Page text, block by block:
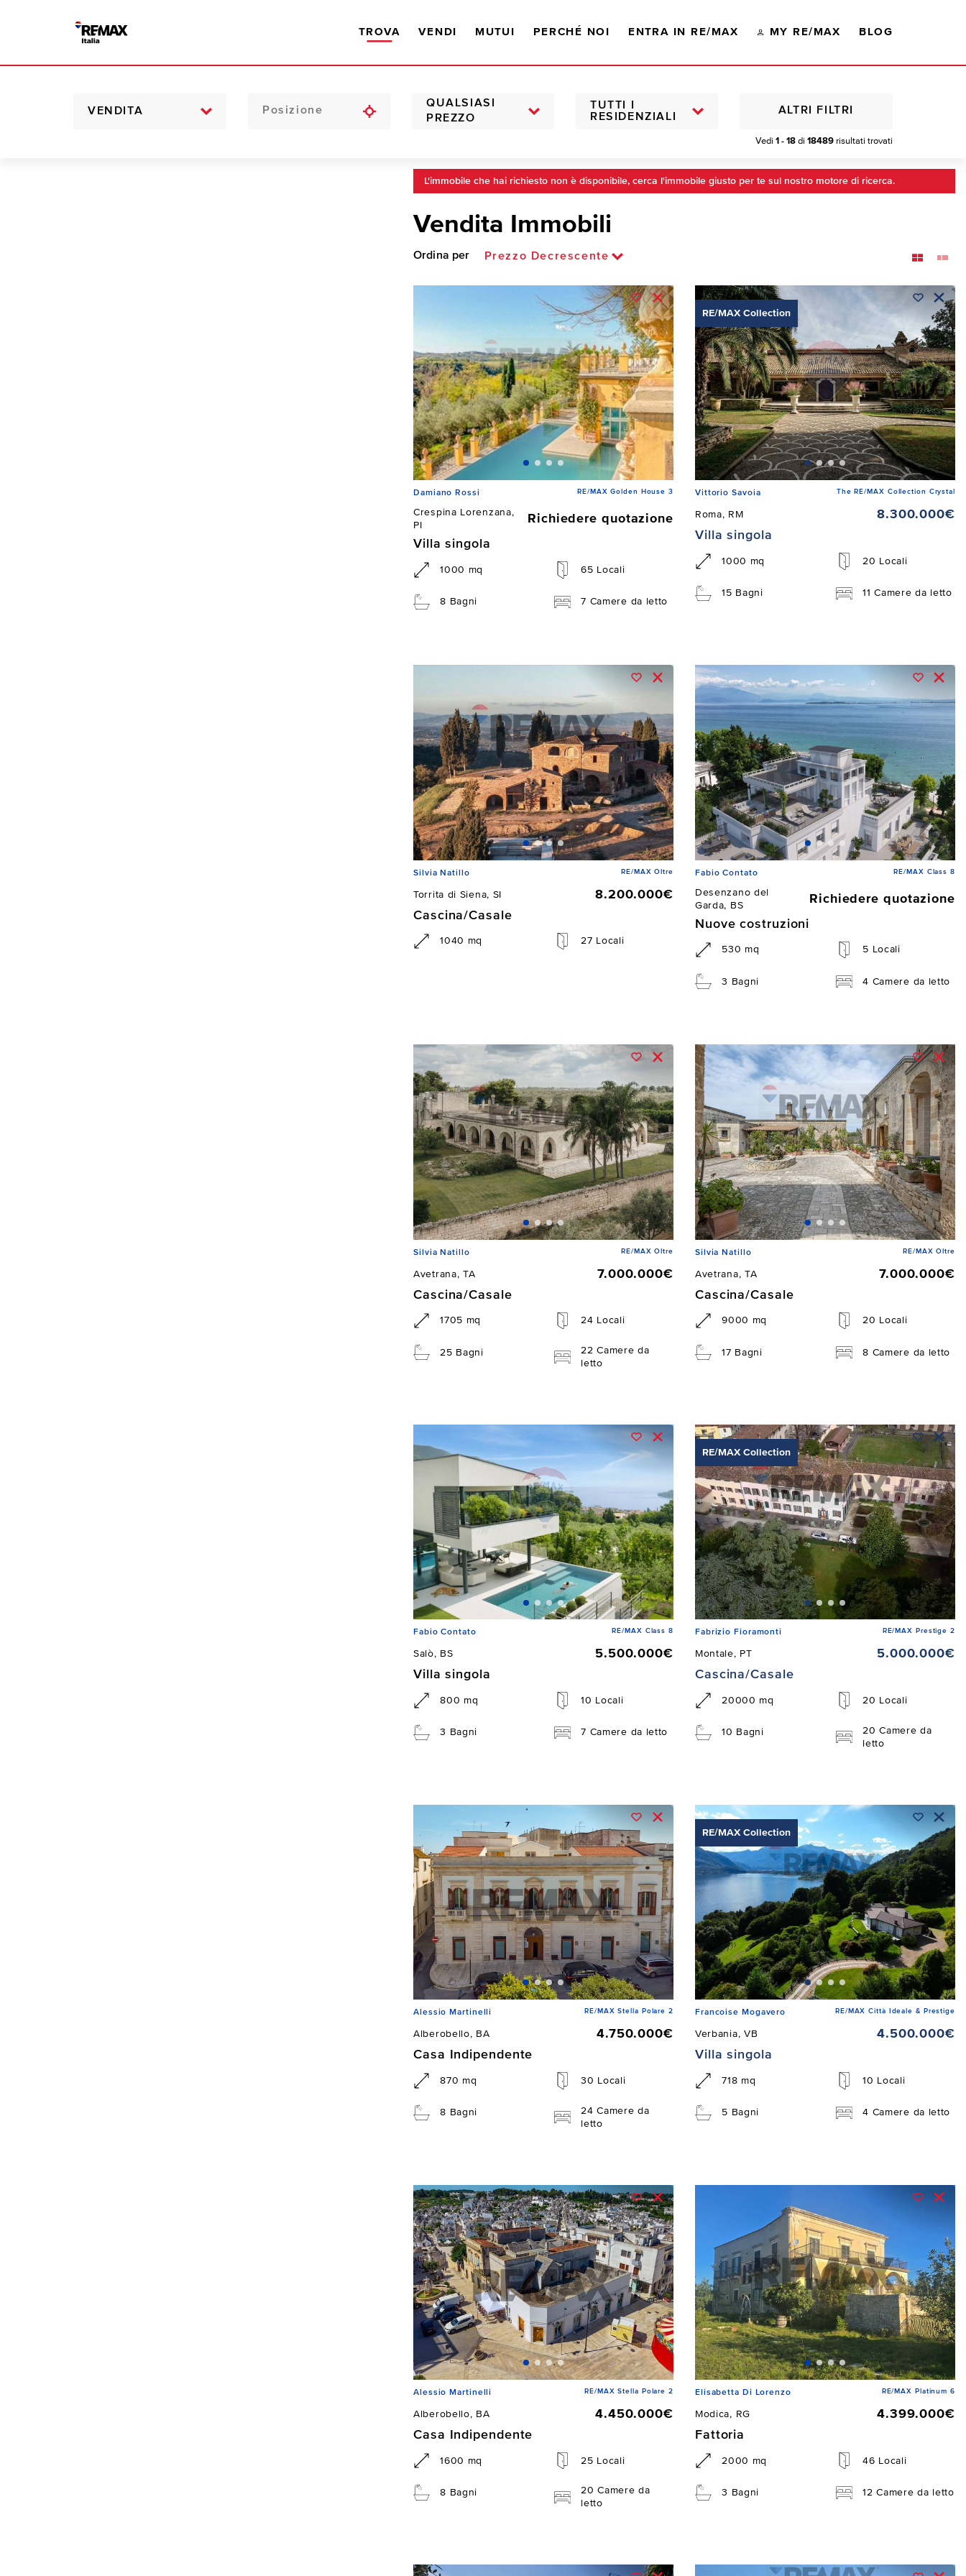
TROVA VENDI MUTUI PERCHÉ NOI ENTRA IN RE/MAX MY RE/MAX BLOG
VENDITA
QUALSIASI
PREZZO
TUTTI I
RESIDENZIALI
Vedi 1 - 18 di 18489 risultati trovati
ALTRI FILTRI
L'immobile che hai richiesto non è disponibile, cerca l'immobile giusto per te sul nostro motore di ricerca.
Vendita Immobili
Ordina per Prezzo Decrescente
Damiano Rossi RE/MAX Golden House 3
Crespina Lorenzana,
PI
Richiedere quotazione
Villa singola
1000 mq 65 Locali
8 Bagni 7 Camere da letto
RE/MAX Collection
Vittorio Savoia The RE/MAX Collection Crystal
Roma, RM
8.300.000€
Villa singola
1000 mq 20 Locali
15 Bagni 11 Camere da letto
Silvia Natillo RE/MAX Oltre
Torrita di Siena, SI
8.200.000€
Cascina/Casale
1040 mq 27 Locali
Fabio Contato RE/MAX Class 8
Desenzano del
Garda, BS
Richiedere quotazione
Nuove costruzioni
530 mq 5 Locali
3 Bagni 4 Camere da letto
Silvia Natillo RE/MAX Oltre
Avetrana, TA
7.000.000€
Cascina/Casale
1705 mq 24 Locali
25 Bagni
22 Camere da
letto
Silvia Natillo RE/MAX Oltre
Avetrana, TA
7.000.000€
Cascina/Casale
9000 mq 20 Locali
17 Bagni 8 Camere da letto
Fabio Contato RE/MAX Class 8
Salò, BS
5.500.000€
Villa singola
800 mq 10 Locali
3 Bagni 7 Camere da letto
RE/MAX Collection
Fabrizio Fioramonti RE/MAX Prestige 2
Montale, PT
5.000.000€
Cascina/Casale
20000 mq 20 Locali
10 Bagni
20 Camere da
letto
Alessio Martinelli RE/MAX Stella Polare 2
Alberobello, BA
4.750.000€
Casa Indipendente
870 mq 30 Locali
8 Bagni
24 Camere da
letto
RE/MAX Collection
Francoise Mogavero RE/MAX Città Ideale & Prestige
Verbania, VB
4.500.000€
Villa singola
718 mq 10 Locali
5 Bagni 4 Camere da letto
Alessio Martinelli RE/MAX Stella Polare 2
Alberobello, BA
4.450.000€
Casa Indipendente
1600 mq 25 Locali
8 Bagni
20 Camere da
letto
Elisabetta Di Lorenzo RE/MAX Platinum 6
Modica, RG
4.399.000€
Fattoria
2000 mq 46 Locali
3 Bagni 12 Camere da letto